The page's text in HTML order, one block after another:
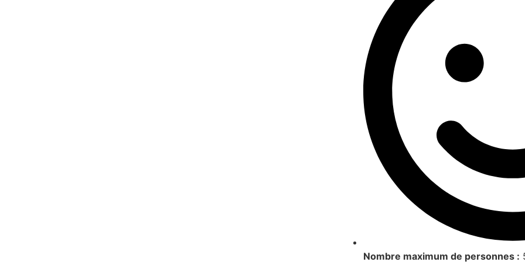
Nombre maximum de personnes :